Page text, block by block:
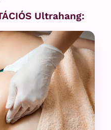
Ultrahang: